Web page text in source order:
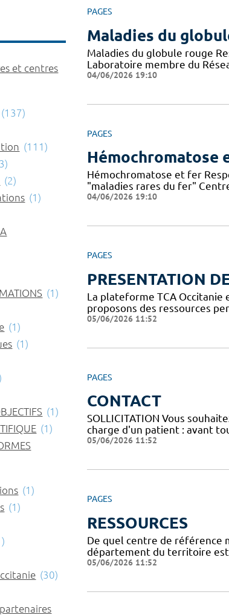
PAGES
Maladies du
Maladies du globule rouge
Laboratoire membre du
04/06/2026 19:10
PAGES
Hémochromatose
Hémochromatose et fer
"maladies rares du fer"
04/06/2026 19:10
PAGES
PRESENTATION
La plateforme TCA Occitanie
proposons des ressources
05/06/2026 11:52
PAGES
CONTACT
SOLLICITATION Vous
charge d'un patient : avant
05/06/2026 11:52
PAGES
RESSOURCES
De quel centre de référence
département du territoire est
05/06/2026 11:52
et centres
(137)
(111)
(2)
(1)
(1)
(1)
(1)
(1)
(1)
(1)
(1)
(30)